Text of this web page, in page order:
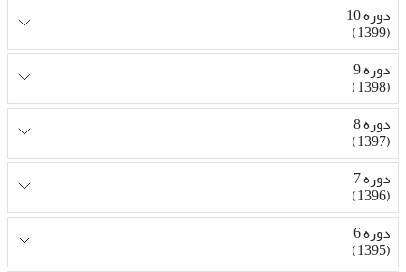
دوره 10
(1399)
دوره 9
(1398)
دوره 8
(1397)
دوره 7
(1396)
دوره 6
(1395)